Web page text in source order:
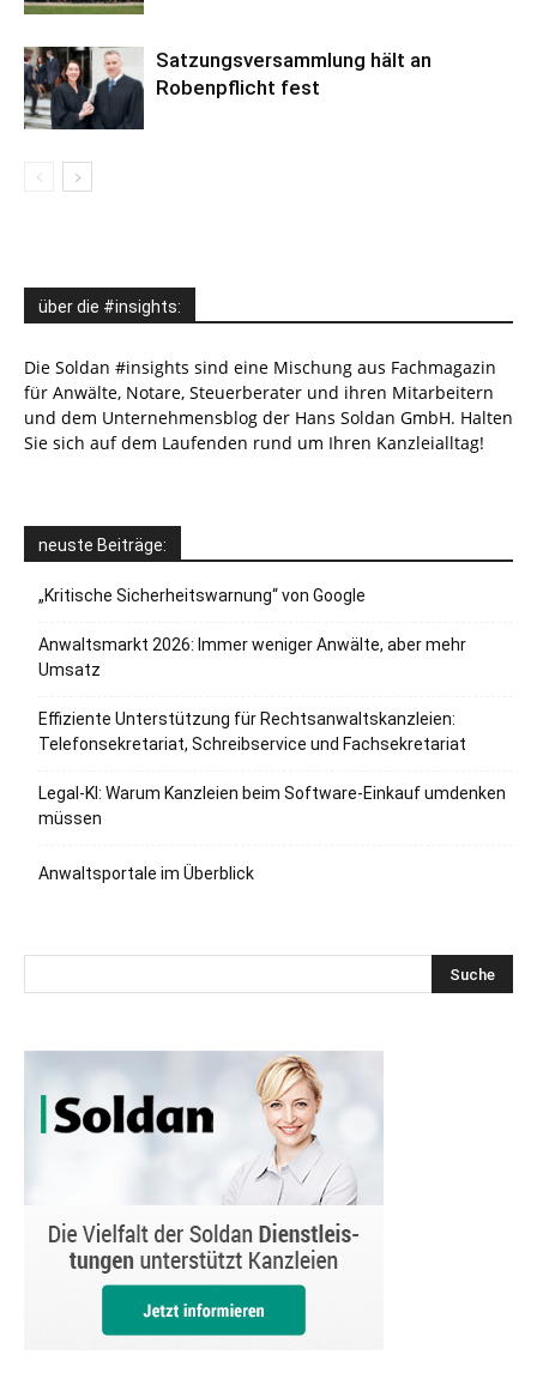
Satzungsversammlung hält an
Robenpflicht fest
über die #insights:
Die Soldan #insights sind eine Mischung aus Fachmagazin
für Anwälte, Notare, Steuerberater und ihren Mitarbeitern
und dem Unternehmensblog der Hans Soldan GmbH. Halten
Sie sich auf dem Laufenden rund um Ihren Kanzleialltag!
neuste Beiträge:
„Kritische Sicherheitswarnung“ von Google
Anwaltsmarkt 2026: Immer weniger Anwälte, aber mehr
Umsatz
Effiziente Unterstützung für Rechtsanwaltskanzleien:
Telefonsekretariat, Schreibservice und Fachsekretariat
Legal-KI: Warum Kanzleien beim Software-Einkauf umdenken
müssen
Anwaltsportale im Überblick